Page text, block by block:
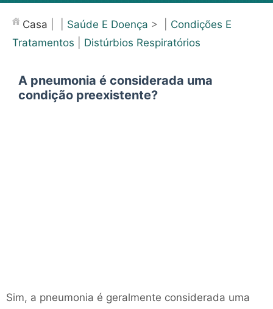
Saúde
Casa Saúde E Doença > | Condições E
Tratamentos
Distúrbios Respiratórios
A pneumonia é considerada uma
condição preexistente?
Sim, a pneumonia é geralmente considerada uma